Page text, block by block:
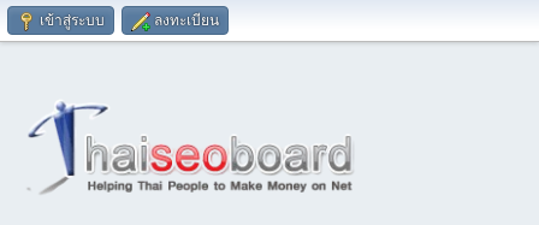
เข้าสู่ระบบ ลงทะเบียน